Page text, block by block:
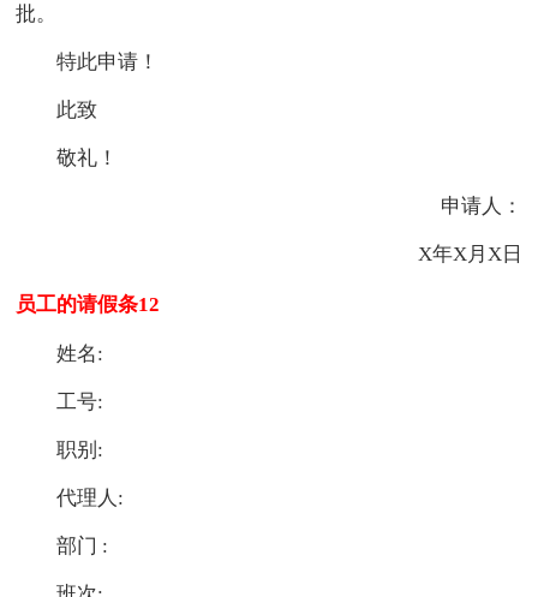
批。
特此申请！
此致
敬礼！
申请人：
X年X月X日
员工的请假条12
姓名:
工号:
职别:
代理人:
部门 :